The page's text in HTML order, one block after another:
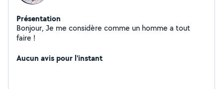
Présentation
Bonjour, Je me considère comme un homme a tout
faire !
Aucun avis pour l'instant